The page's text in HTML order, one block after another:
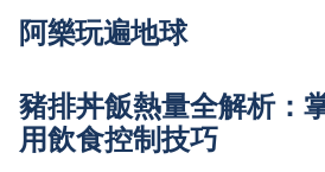
阿樂玩遍地球
豬排丼飯熱量全解析：
用飲食控制技巧